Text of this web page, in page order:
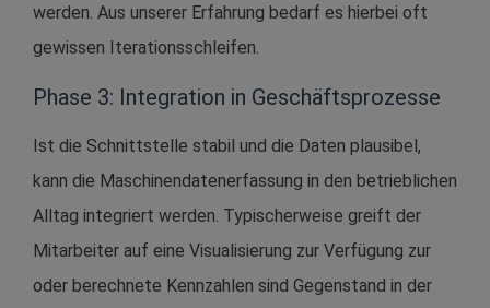
werden. Aus unserer Erfahrung bedarf es hierbei oft
gewissen Iterationsschleifen.
Phase 3: Integration in Geschäftsprozesse
Ist die Schnittstelle stabil und die Daten plausibel,
kann die Maschinendatenerfassung in den betrieblichen
Alltag integriert werden. Typischerweise greift der
Mitarbeiter auf eine Visualisierung zur Verfügung zur
oder berechnete Kennzahlen sind Gegenstand in der